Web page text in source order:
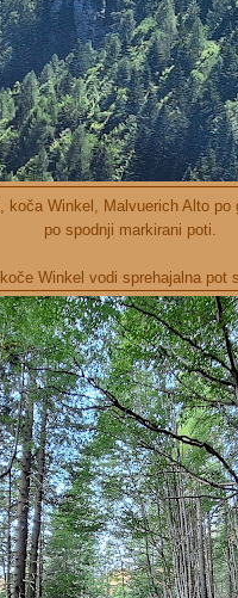
koča Winkel, Malvuerich Alto
po spodnji markirani poti.
Winkel vodi sprehajalna pot